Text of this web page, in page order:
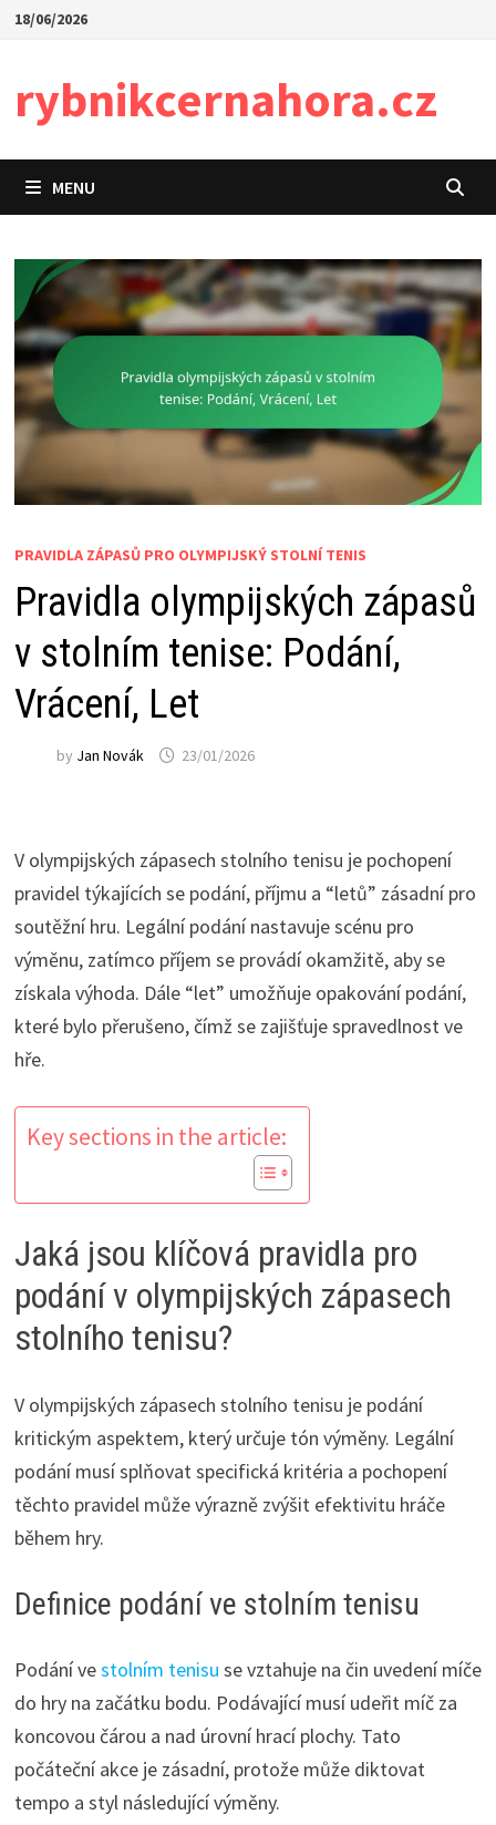
Skip18/06/2026
rybnikcernahora.cz
MENU
PRAVIDLA ZÁPASŮ PRO OLYMPIJSKÝ STOLNÍ TENIS
Pravidla olympijských zápasů
v stolním tenise: Podání,
Vrácení, Let
by Jan Novák 23/01/2026
V olympijských zápasech stolního tenisu je pochopení
pravidel týkajících se podání, příjmu a “letů” zásadní pro
soutěžní hru. Legální podání nastavuje scénu pro
výměnu, zatímco příjem se provádí okamžitě, aby se
získala výhoda. Dále “let” umožňuje opakování podání,
které bylo přerušeno, čímž se zajišťuje spravedlnost ve
hře.
Key sections in the article:
Jaká jsou klíčová pravidla pro
podání v olympijských zápasech
stolního tenisu?
V olympijských zápasech stolního tenisu je podání
kritickým aspektem, který určuje tón výměny. Legální
podání musí splňovat specifická kritéria a pochopení
těchto pravidel může výrazně zvýšit efektivitu hráče
během hry.
Definice podání ve stolním tenisu
Podání vestolním tenisu se vztahuje na čin uvedení míče
do hry na začátku bodu. Podávající musí udeřit míč za
koncovou čárou a nad úrovní hrací plochy. Tato
počáteční akce je zásadní, protože může diktovat
tempo a styl následující výměny.